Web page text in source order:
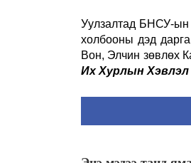
Уулзалтад БНСУ-ын
холбооны дэд дарга
Вон, Элчин зөвлөх
Их Хурлын Хэвлэл